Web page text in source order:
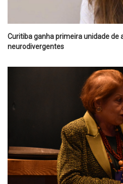
Curitiba ganha primeira unidade de
neurodivergentes